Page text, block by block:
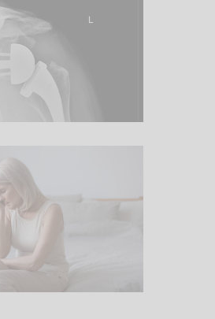
6. Juli 2026
1. Juli 2026
und